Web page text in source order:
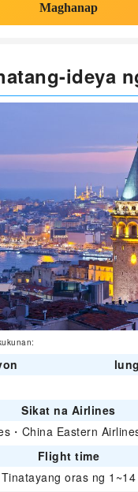
Maghanap
ideya
Sikat na Airlines
・ China Eastern
Flight time
Tinatayang oras ng 1~14